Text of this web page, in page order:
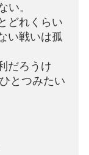
い。
どれくらい
い戦いは孤
だろうけ
とつみたい